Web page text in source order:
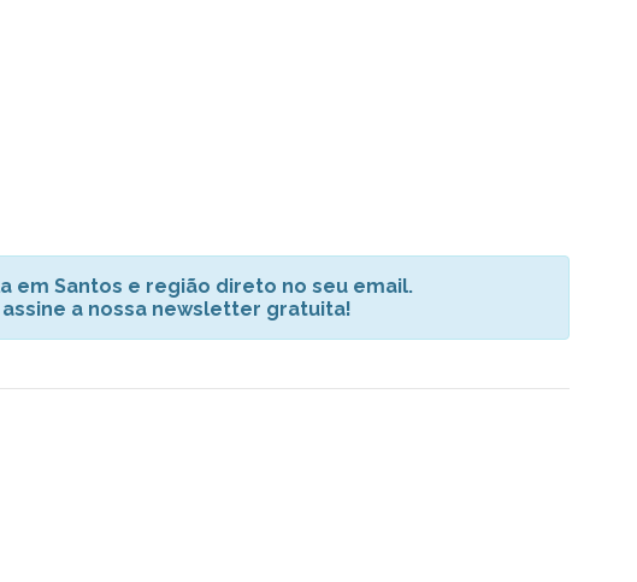
em Santos e região direto no seu email.
assine a nossa newsletter gratuita!